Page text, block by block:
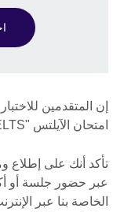
إن المتقدمين
امتحان الآيلتس "IELTS" يتمتعون بميزة عن غيرهم.
تأكد أنك على إطلاع
الخاصة بنا عبر